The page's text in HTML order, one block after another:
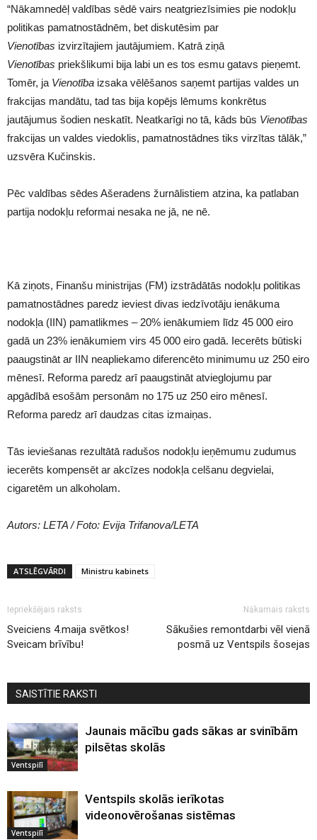
“Nākamnedēļ valdības sēdē vairs neatgriezīsimies pie nodokļu
politikas pamatnostādnēm, bet diskutēsim par
Vienotības izvirzītajiem jautājumiem. Katrā ziņā
Vienotības priekšlikumi bija labi un es tos esmu gatavs pieņemt.
Tomēr, ja Vienotība izsaka vēlēšanos saņemt partijas valdes un
frakcijas mandātu, tad tas bija kopējs lēmums konkrētus
jautājumus šodien neskatīt. Neatkarīgi no tā, kāds būs Vienotības
frakcijas un valdes viedoklis, pamatnostādnes tiks virzītas tālāk,”
uzsvēra Kučinskis.
Pēc valdības sēdes Ašeradens žurnālistiem atzina, ka patlaban
partija nodokļu reformai nesaka ne jā, ne nē.
Kā ziņots, Finanšu ministrijas (FM) izstrādātās nodokļu politikas
pamatnostādnes paredz ieviest divas iedzīvotāju ienākuma
nodokļa (IIN) pamatlikmes – 20% ienākumiem līdz 45 000 eiro
gadā un 23% ienākumiem virs 45 000 eiro gadā. Iecerēts būtiski
paaugstināt ar IIN neapliekamo diferencēto minimumu uz 250 eiro
mēnesī. Reforma paredz arī paaugstināt atvieglojumu par
apgādībā esošām personām no 175 uz 250 eiro mēnesī.
Reforma paredz arī daudzas citas izmaiņas.
Tās ieviešanas rezultātā radušos nodokļu ieņēmumu zudumus
iecerēts kompensēt ar akcīzes nodokļa celšanu degvielai,
cigaretēm un alkoholam.
Autors: LETA / Foto: Evija Trifanova/LETA
ATSLĒGVĀRDI Ministru kabinets
Iepriekšējais raksts
Sveiciens 4.maija svētkos!
Sveicam brīvību!
Nākamais raksts
Sākušies remontdarbi vēl vienā
posmā uz Ventspils šosejas
SAISTĪTIE RAKSTI
Ventspilī
Jaunais mācību gads sākas ar svinībām
pilsētas skolās
Ventspilī
Ventspils skolās ierīkotas
videonovērošanas sistēmas